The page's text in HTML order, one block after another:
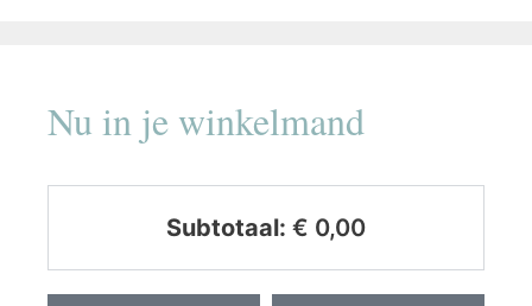
Nu in je winkelmand
Subtotaal: € 0,00